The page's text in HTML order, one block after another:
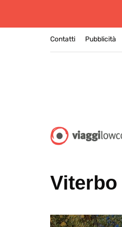
Contatti Pubblicità
Viterbo